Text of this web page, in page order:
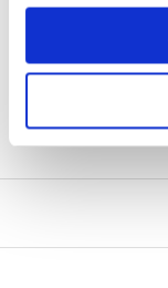
CLUB TRENDY
PON.-PT. 12.00-15.00
30-DNIOWA
PONAD 8 000 000